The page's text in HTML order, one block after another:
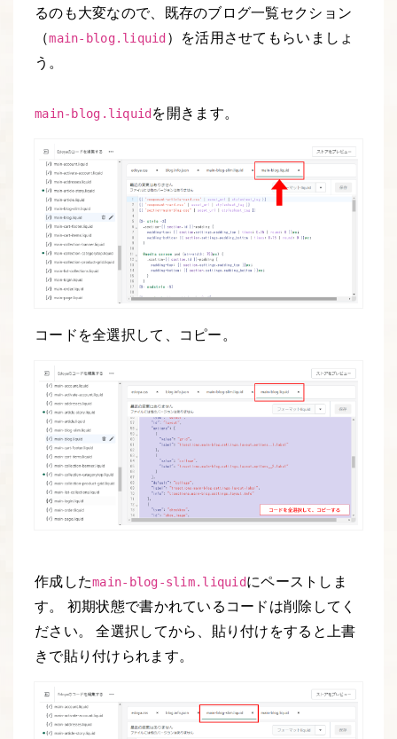
るのも大変なので、既存のブログ一覧セクション
（main-blog.liquid ）を活用させてもらいましょ
う。
main-blog.liquid を開きます。
コードを全選択して、コピー。
作成したmain-blog-slim.liquidにペーストしま
す。 初期状態で書かれているコードは削除してく
ださい。 全選択してから、貼り付けをすると上書
きで貼り付けられます。